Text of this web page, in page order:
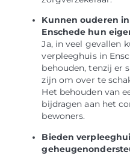
Kunnen ouderen
Enschede hun
Ja, in veel gevallen
verpleeghuis in
behouden, tenzij er
zijn om over te
Het behouden van
bijdragen aan het
bewoners.
Bieden